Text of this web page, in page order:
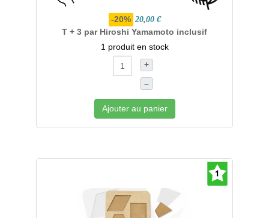
-20% 20,00 €
T + 3 par Hiroshi Yamamoto inclusif
1 produit en stock
+
–
Ajouter au panier